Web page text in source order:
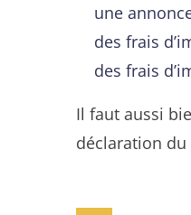
une
des frais
des frais
Il faut aussi
déclaration du